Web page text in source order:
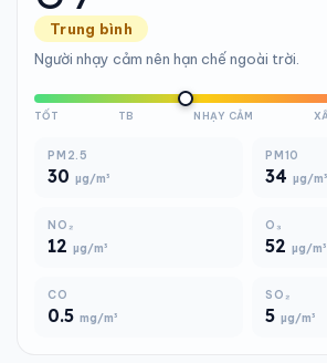
Trung bình
Người nhạy cảm nên hạn chế ngoài trời.
TỐT TB NHẠY CẢM
PM2.5
30 µg/m³
PM10
34 µg/m³
NO₂
12 µg/m³
O₃
52 µg/m³
CO
0.5 mg/m³
SO₂
5 µg/m³